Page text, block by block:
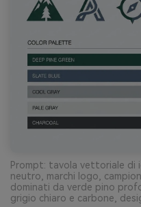
Prompt: tavola vettoriale di
neutro, marchi logo,
dominati da verde pino
grigio chiaro e carbone,